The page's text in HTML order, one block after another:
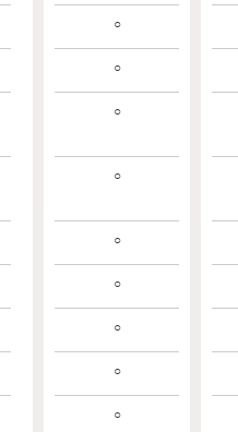
○
○
○
○
○
○
○
○
○